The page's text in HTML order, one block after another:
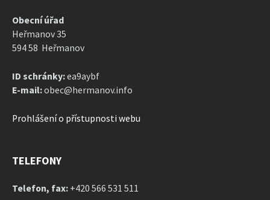
Obecní úřad
Heřmanov 35
594 58 Heřmanov
ID schránky:ea9aybf
E-mail:obec@hermanov.info
Prohlášení o přístupnosti webu
TELEFONY
Telefon, fax: +420 566 531 511